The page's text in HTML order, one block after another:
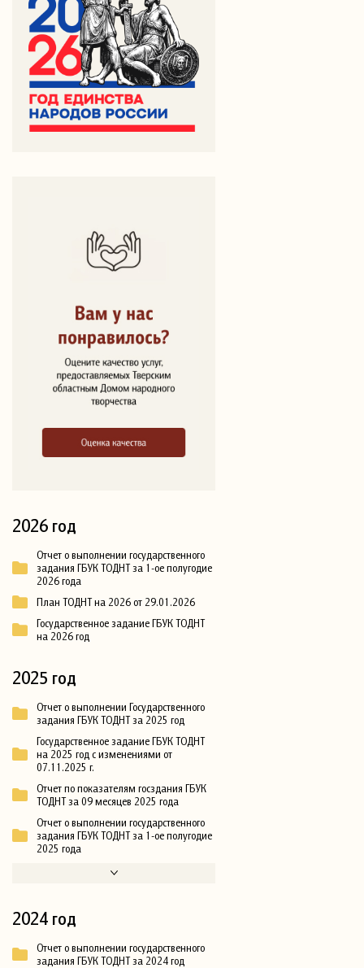
2026 год
Отчет о выполнении государственного
задания ГБУК ТОДНТ за 1-ое полугодие
2026 года
План ТОДНТ на 2026 от 29.01.2026
Государственное задание ГБУК ТОДНТ
на 2026 год
2025 год
Отчет о выполнении Государственного
задания ГБУК ТОДНТ за 2025 год
Государственное задание ГБУК ТОДНТ
на 2025 год с изменениями от
07.11.2025 г.
Отчет по показателям госздания ГБУК
ТОДНТ за 09 месяцев 2025 года
Отчет о выполнении государственного
задания ГБУК ТОДНТ за 1-ое полугодие
2025 года
2024 год
Отчет о выполнении государственного
задания ГБУК ТОДНТ за 2024 год